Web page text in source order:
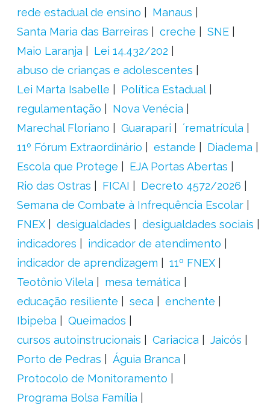
rede estadual de ensino
Manaus
Santa Maria das Barreiras
creche
SNE
Maio Laranja
Lei 14.432/202
abuso de crianças e adolescentes
Lei Marta Isabelle
Política Estadual
regulamentação
Nova Venécia
Marechal Floriano
Guarapari
´rematrícula
11º Fórum Extraordinário
estande
Diadema
Escola que Protege
EJA Portas Abertas
Rio das Ostras
FICAI
Decreto 4572/2026
Semana de Combate à Infrequência Escolar
FNEX
desigualdades
desigualdades sociais
indicadores
indicador de atendimento
indicador de aprendizagem
11º FNEX
Teotônio Vilela
mesa temática
educação resiliente
seca
enchente
Ibipeba
Queimados
cursos autoinstrucionais
Cariacica
Jaicós
Porto de Pedras
Águia Branca
Protocolo de Monitoramento
Programa Bolsa Família